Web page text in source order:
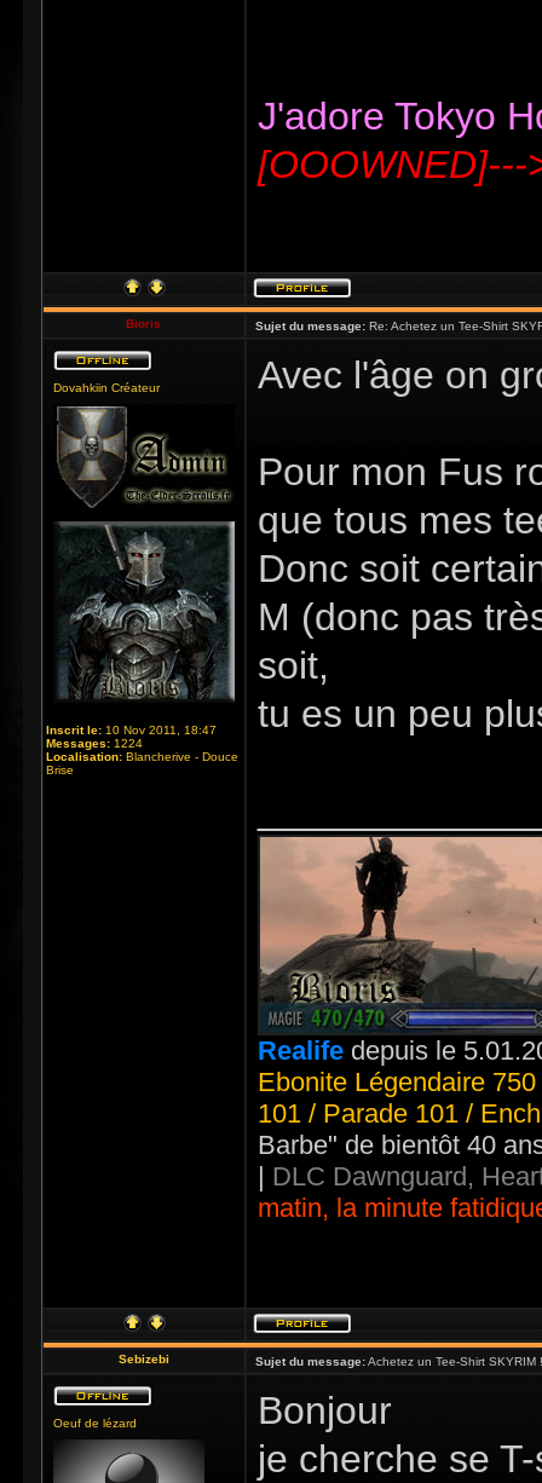
J'adore Tokyo
[OOOWNED]---
Bioris Sujet du message: Re: Achetez un Tee-Shirt
Dovahkiin Créateur
Inscrit le: 10 Nov 2011, 18:47
Messages: 1224
Localisation: Blancherive - Douce
Brise
Avec l'âge on
Pour mon Fus
que tous mes
Donc soit
M (donc pas
soit,
tu es un peu
Realife depuis le
Ebonite Légendaire
101 / Parade 101 /
Barbe" de bientôt 40
| DLC Dawnguard,
matin, la minute
Sebizebi Sujet du message:Achetez un Tee-Shirt SKYRIM
Oeuf de lézard
Bonjour
je cherche se